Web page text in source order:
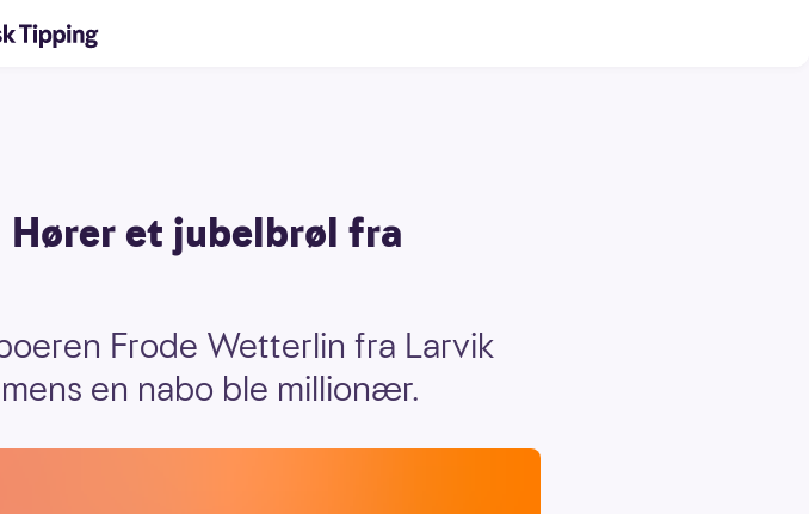
et jubelbrøl fra
Frode Wetterlin fra Larvik
en nabo ble millionær.